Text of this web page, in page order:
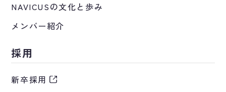
NAVICUSの文化と歩み
メンバー紹介
採用
新卒採用